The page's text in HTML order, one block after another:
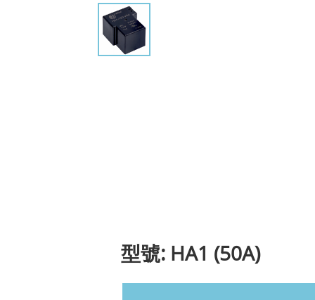
型號: HA1 (50A)